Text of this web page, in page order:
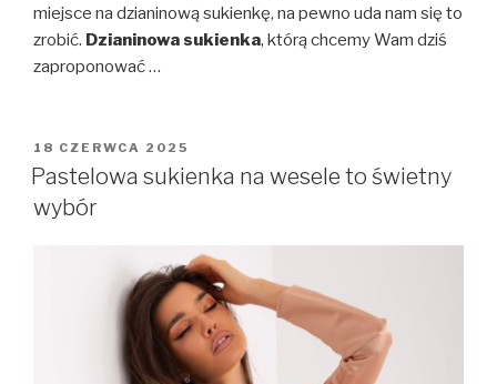
miejsce na dzianinową sukienkę, na pewno uda nam się to
zrobić. Dzianinowa sukienka, którą chcemy Wam dziś
zaproponować …
OPUBLIKOWANE
W
18 CZERWCA 2025
Pastelowa sukienka na wesele to świetny
wybór